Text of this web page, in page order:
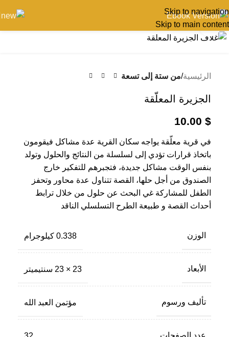
Skip to navigation
Skip to main content
اضغط للتكبير
الرئيسية من ستة إلى تسعة
الجزيرة المعلّقة
10.00 $
في قرية معلّقة يواجه سكان القرية عدة مشاكل فيقومون
باتخاذ قرارات تؤدي إلى لسلسلة من النتائج والحلول وتولد
بنفس الوقت مشاكل جديدة، فتجبرهم للتفكير خارج
الصندوق من أجل حلها، القصة تتناول عدة محاور وتحفز
الطفل للمشاركة غي البحث عن حلول من خلال ترابط
أحداث القصة و طبيعة الطرح التسلسلي الناقد
الوزن 0.338 كيلوجرام
الأبعاد 23 × 23 سنتيميتر
تأليف ورسوم مؤتمن العبد الله